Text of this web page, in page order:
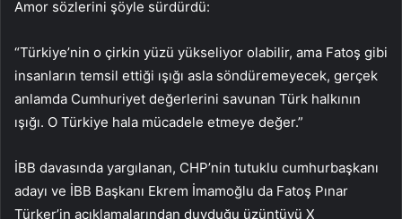
Amor sözlerini şöyle sürdürdü:
“Türkiye’nin o çirkin yüzü yükseliyor olabilir, ama Fatoş gibi
insanların temsil ettiği ışığı asla söndüremeyecek, gerçek
anlamda Cumhuriyet değerlerini savunan Türk halkının
ışığı. O Türkiye hala mücadele etmeye değer.”
İBB davasında yargılanan, CHP’nin tutuklu cumhurbaşkanı
adayı ve İBB Başkanı Ekrem İmamoğlu da Fatoş Pınar
Türker’in açıklamalarından duyduğu üzüntüyü X